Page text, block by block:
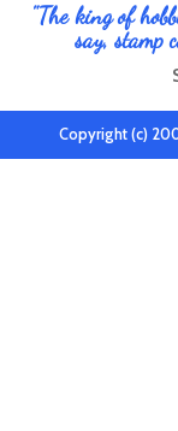
"The king of
say, stamp
Copyright (c)